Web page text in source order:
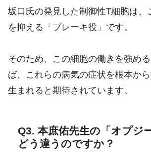
坂口氏の発見した制御性T細胞は、
を抑える「ブレーキ役」です。
そのため、この細胞の働きを強め
ば、これらの病気の症状を根本か
生まれると期待されています。
Q3. 本庶佑先生の「オプジ
どう違うのですか？